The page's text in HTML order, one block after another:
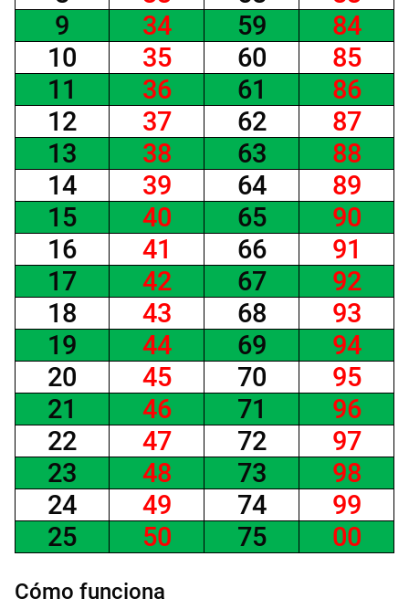
Números de la suerte para hoy 16 de mayo de 2026
9
34 59
84
10
35 60
85
11
36 61
86
12
37 62
87
13
38 63
88
14
39 64
89
15
40 65
90
16
41 66
91
17
42 67
92
18
43 68
93
19
44 69
94
20
45 70
95
21
46 71
96
22
47 72
97
23
48 73
98
24
49 74
99
25
50 75 00
Cómo funciona